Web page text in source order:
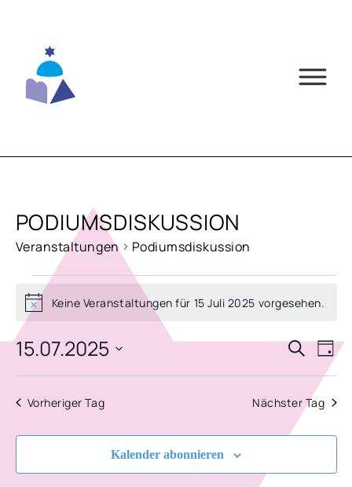
content
PODIUMSDISKUSSION
Veranstaltungen Podiumsdiskussion
VERANSTALTUNGEN
FÜR
15
JULI
2025
HinweisKeine Veranstaltungen für 15 Juli 2025 vorgesehen.
UND
SucheTag
15.07.2025
Datum
Vorheriger Tag Nächster Tag
Kalender abonnieren